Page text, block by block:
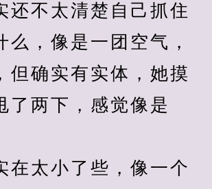
不太清楚自己抓住
么，像是一团空气，
但确实有实体，她摸
了两下，感觉像是
太小了些，像一个